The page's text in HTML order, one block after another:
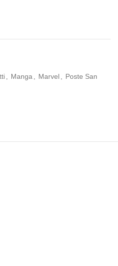
Manga Marvel
Poste San